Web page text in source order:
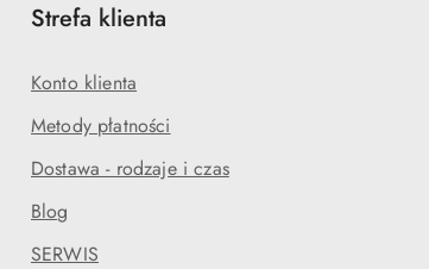
Strefa klienta
Konto klienta
Metody płatności
Dostawa - rodzaje i czas
Blog
SERWIS